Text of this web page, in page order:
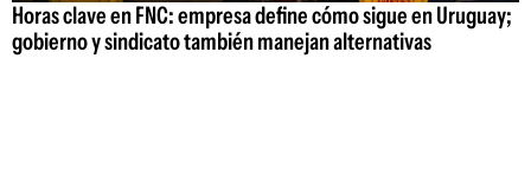
Horas clave en FNC: empresa define cómo sigue en Uruguay;
gobierno y sindicato también manejan alternativas